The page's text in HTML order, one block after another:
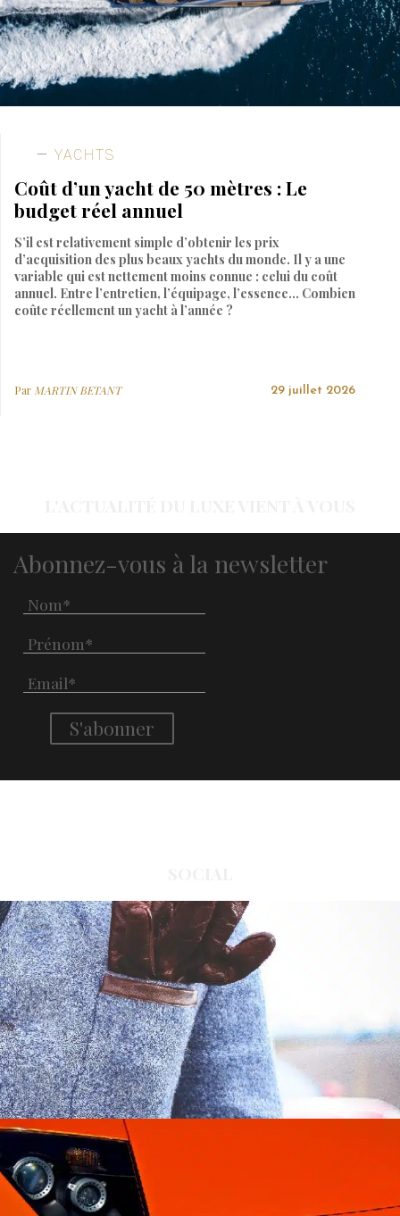
YACHTS
Coût d’un yacht de 50 mètres : Le
budget réel annuel
S’il est relativement simple d’obtenir les prix
d’acquisition des plus beaux yachts du monde. Il y a une
variable qui est nettement moins connue : celui du coût
annuel. Entre l’entretien, l’équipage, l’essence… Combien
coûte réellement un yacht à l’année ?
Par MARTIN BETANT 29 juillet 2026
Abonnez-vous à la newsletter